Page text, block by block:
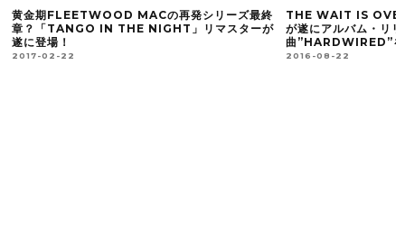
黄金期FLEETWOOD MACの再発シリーズ最終
章？「TANGO IN THE NIGHT」リマスターが
遂に登場！
2017-02-22
THE WAIT IS
が遂にアルバム・リ
曲”HARDWIRED”を
2016-08-22